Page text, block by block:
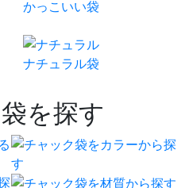
かっこいい袋
ナチュラル袋
を探す